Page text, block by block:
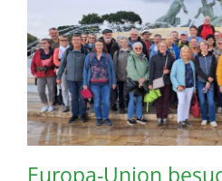
Europa-Union